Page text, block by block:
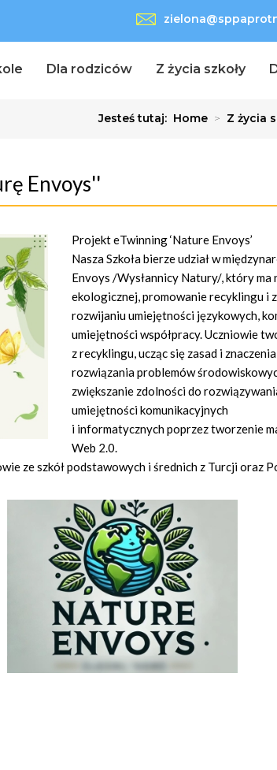
Dla rodziców Z życia szkoły
Jesteś tutaj: Home > Z życia
Envoys''
Projekt eTwinning ‘Nature Envoys’
Nasza Szkoła bierze udział w
Envoys /Wysłannicy Natury/, który ma
ekologicznej, promowanie recyklingu i
rozwijaniu umiejętności językowych,
umiejętności współpracy. Uczniowie
z recyklingu, ucząc się zasad i
rozwiązania problemów
zwiększanie zdolności do
umiejętności komunikacyjnych
i informatycznych poprzez tworzenie
Web 2.0.
ze szkół podstawowych i średnich z Turcji oraz